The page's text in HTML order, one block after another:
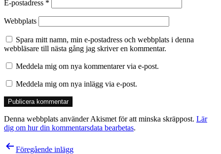
E-postadress *
Webbplats
Spara mitt namn, min e-postadress och webbplats i denna
webbläsare till nästa gång jag skriver en kommentar.
Meddela mig om nya kommentarer via e-post.
Meddela mig om nya inlägg via e-post.
Denna webbplats använder Akismet för att minska skräppost. Lär
dig om hur din kommentarsdata bearbetas.
Inläggsnavigering
Föregående inlägg